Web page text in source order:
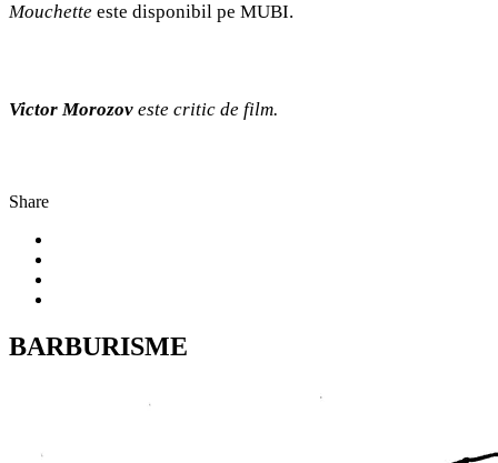
Mouchette este disponibil pe MUBI.
Victor Morozov este critic de film.
Share
BARBURISME